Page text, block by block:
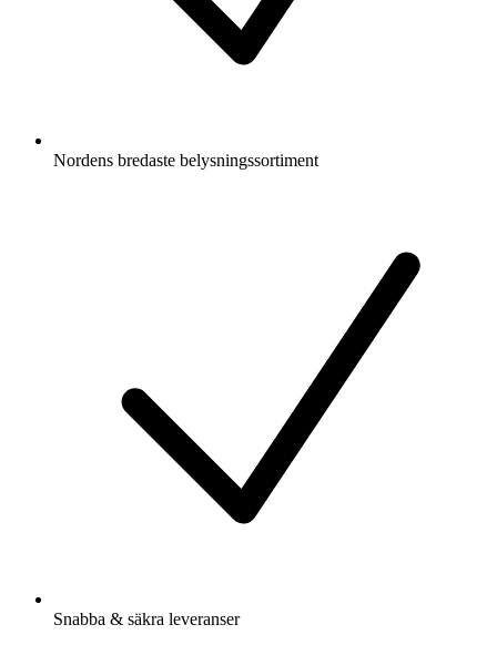
Nordens bredaste belysningssortiment
Snabba & säkra leveranser